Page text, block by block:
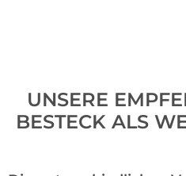
UNSERE
BESTECK ALS